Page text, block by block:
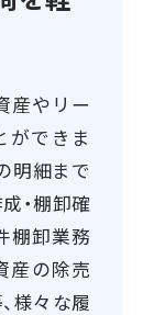
産やリー
ができま
明細まで
・棚卸確
棚卸業務
産の除売
様々な履